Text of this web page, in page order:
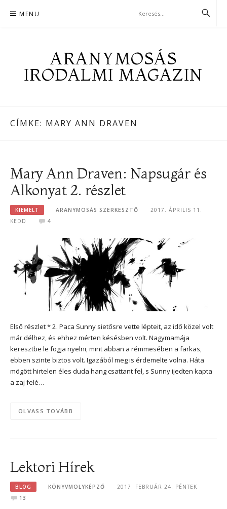
MENU
ARANYMOSÁS
IRODALMI MAGAZIN
CÍMKE: MARY ANN DRAVEN
Mary Ann Draven: Napsugár és
Alkonyat 2. részlet
KIEMELT ARANYMOSÁS SZERKESZTŐ
2017. ÁPRILIS 11.
KEDD
4
Első részlet * 2. Paca Sunny sietősre vette lépteit, az idő közel volt
már délhez, és ehhez mérten késésben volt. Nagymamája
keresztbe le fogja nyelni, mint abban a rémmesében a farkas,
ebben szinte biztos volt. Igazából meg is érdemelte volna. Háta
mögött hirtelen éles duda hang csattant fel, s Sunny ijedten kapta
a zaj felé…
OLVASS TOVÁBB
Lektori Hírek
BLOG KÖNYVMOLYKÉPZŐ
2017. FEBRUÁR 24. PÉNTEK
13